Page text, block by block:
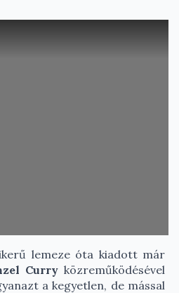
lemeze óta kiadott már
Curryközreműködésével
a kegyetlen, de mással